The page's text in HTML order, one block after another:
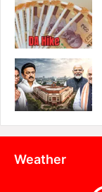
Weather